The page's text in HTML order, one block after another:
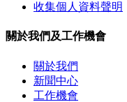
收集個人資料聲明
關於我們及工作機會
關於我們
新聞中心
工作機會